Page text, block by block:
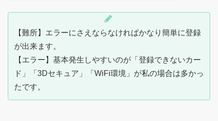
【難所】エラーにさえならなければかなり簡単に登録
が出来ます。
【エラー】基本発生しやすいのが「登録できないカー
ド」「3Dセキュア」「WiFi環境」が私の場合は多かっ
たです。